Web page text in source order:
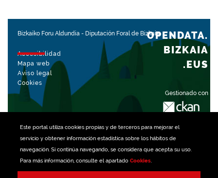
Este portal utiliza cookiespropias y de terceros para mejorar el
servicio y obtener información estadística sobre los hábitos de
navegación. Si continúa navegando, se considera que acepta su uso.
Para más información, consulte el apartado Cookies.
Bizkaiko Foru Aldundia - Diputación Foral de Bizkaia
Accesibilidad
Mapa web
Aviso legal
Cookies
Gestionado con
OPENDATA.
BIZKAIA
.EUS